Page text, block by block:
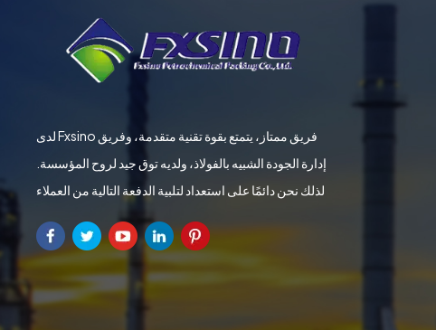
لدى Fxsino فريق ممتاز، يتمتع بقوة تقنية متقدمة، وفريق
إدارة الجودة الشبيه بالفولاذ، ولديه توق جيد لروح المؤسسة.
لذلك نحن دائمًا على استعداد لتلبية الدفعة التالية من العملاء